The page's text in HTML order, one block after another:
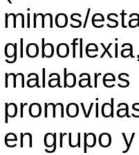
mimos/
en grupo